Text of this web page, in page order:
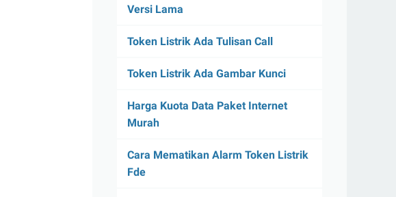
Versi Lama
Token Listrik Ada Tulisan Call
Token Listrik Ada Gambar Kunci
Harga Kuota Data Paket Internet
Murah
Cara Mematikan Alarm Token Listrik
Fde